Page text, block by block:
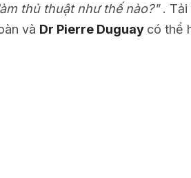
thủ thuật như thế nào?".
và Dr Pierre Duguay có thể